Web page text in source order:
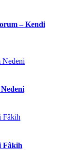
– Kendi
Fâkih